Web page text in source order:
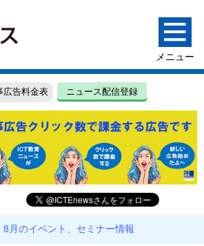
広告料金表 ニュース配信登録
8月のイベント、セミナー情報